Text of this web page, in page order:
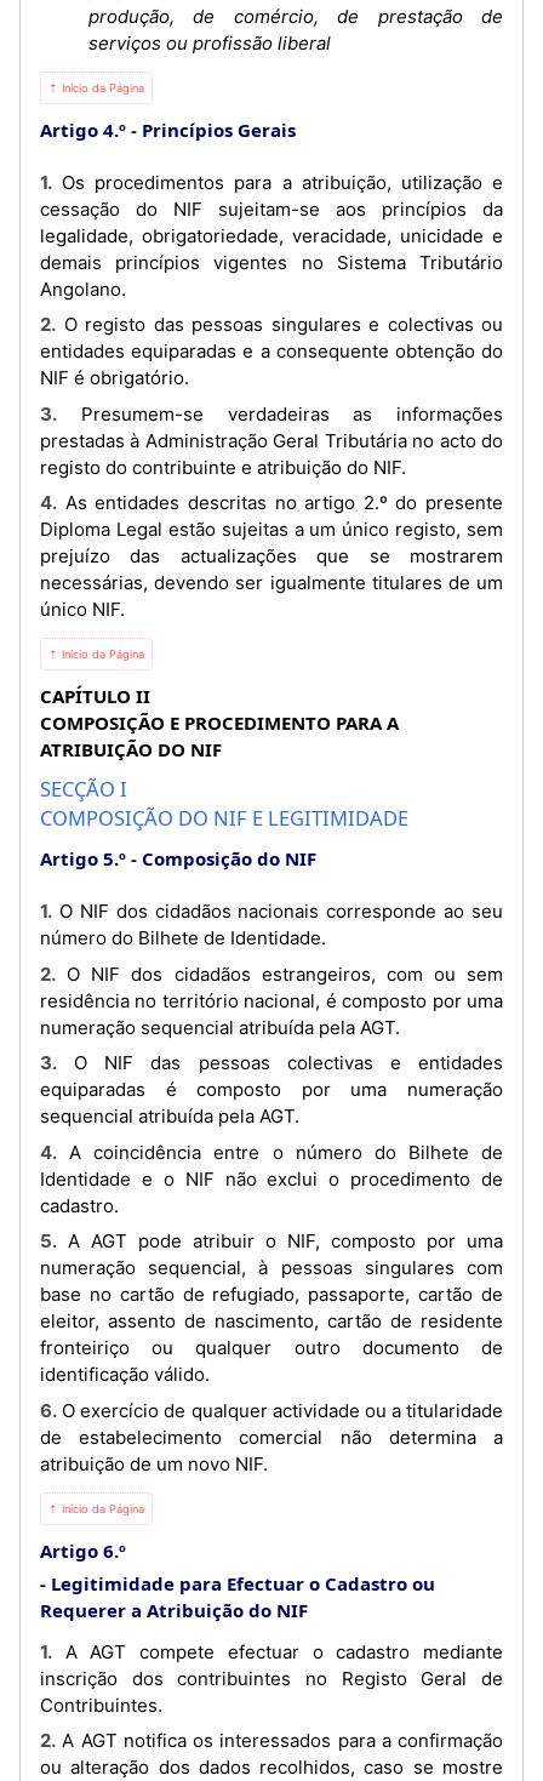
produção, de comércio, de prestação de
serviços ou profissão liberal
⇡ Início da Página
Artigo 4.º Princípios Gerais
1. Os procedimentos para a atribuição, utilização e
cessação do NIF sujeitam-se aos princípios da
legalidade, obrigatoriedade, veracidade, unicidade e
demais princípios vigentes no Sistema Tributário
Angolano.
2. O registo das pessoas singulares e colectivas ou
entidades equiparadas e a consequente obtenção do
NIF é obrigatório.
3. Presumem-se verdadeiras as informações
prestadas à Administração Geral Tributária no acto do
registo do contribuinte e atribuição do NIF.
4. As entidades descritas no artigo 2.º do presente
Diploma Legal estão sujeitas a um único registo, sem
prejuízo das actualizações que se mostrarem
necessárias, devendo ser igualmente titulares de um
único NIF.
⇡ Início da Página
CAPÍTULO II
COMPOSIÇÃO E PROCEDIMENTO PARA A
ATRIBUIÇÃO DO NIF
SECÇÃO I
COMPOSIÇÃO DO NIF E LEGITIMIDADE
Artigo 5.º Composição do NIF
1. O NIF dos cidadãos nacionais corresponde ao seu
número do Bilhete de Identidade.
2. O NIF dos cidadãos estrangeiros, com ou sem
residência no território nacional, é composto por uma
numeração sequencial atribuída pela AGT.
3. O NIF das pessoas colectivas e entidades
equiparadas é composto por uma numeração
sequencial atribuída pela AGT.
4. A coincidência entre o número do Bilhete de
Identidade e o NIF não exclui o procedimento de
cadastro.
5. A AGT pode atribuir o NIF, composto por uma
numeração sequencial, à pessoas singulares com
base no cartão de refugiado, passaporte, cartão de
eleitor, assento de nascimento, cartão de residente
fronteiriço ou qualquer outro documento de
identificação válido.
6. O exercício de qualquer actividade ou a titularidade
de estabelecimento comercial não determina a
atribuição de um novo NIF.
⇡ Início da Página
Artigo 6.º
Legitimidade para Efectuar o Cadastro ou
Requerer a Atribuição do NIF
1. A AGT compete efectuar o cadastro mediante
inscrição dos contribuintes no Registo Geral de
Contribuintes.
2. A AGT notifica os interessados para a confirmação
ou alteração dos dados recolhidos, caso se mostre